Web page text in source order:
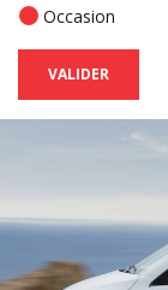
Occasion
VALIDER